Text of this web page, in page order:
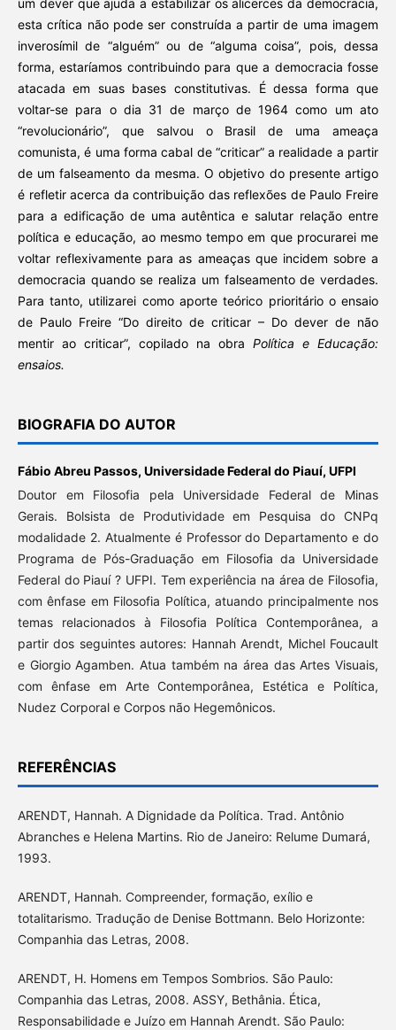
um dever que ajuda a estabilizar os alicerces da democracia,
esta crítica não pode ser construída a partir de uma imagem
inverosímil de “alguém” ou de “alguma coisa”, pois, dessa
forma, estaríamos contribuindo para que a democracia fosse
atacada em suas bases constitutivas. É dessa forma que
voltar-se para o dia 31 de março de 1964 como um ato
“revolucionário”, que salvou o Brasil de uma ameaça
comunista, é uma forma cabal de “criticar” a realidade a partir
de um falseamento da mesma. O objetivo do presente artigo
é refletir acerca da contribuição das reflexões de Paulo Freire
para a edificação de uma autêntica e salutar relação entre
política e educação, ao mesmo tempo em que procurarei me
voltar reflexivamente para as ameaças que incidem sobre a
democracia quando se realiza um falseamento de verdades.
Para tanto, utilizarei como aporte teórico prioritário o ensaio
de Paulo Freire “Do direito de criticar – Do dever de não
mentir ao criticar”, copilado na obraPolítica e Educação:
ensaios.
BIOGRAFIA DO AUTOR
Fábio Abreu Passos, Universidade Federal do Piauí, UFPI
Doutor em Filosofia pela Universidade Federal de Minas
Gerais. Bolsista de Produtividade em Pesquisa do CNPq
modalidade 2. Atualmente é Professor do Departamento e do
Programa de Pós-Graduação em Filosofia da Universidade
Federal do Piauí ? UFPI. Tem experiência na área de Filosofia,
com ênfase em Filosofia Política, atuando principalmente nos
temas relacionados à Filosofia Política Contemporânea, a
partir dos seguintes autores: Hannah Arendt, Michel Foucault
e Giorgio Agamben. Atua também na área das Artes Visuais,
com ênfase em Arte Contemporânea, Estética e Política,
Nudez Corporal e Corpos não Hegemônicos.
REFERÊNCIAS
ARENDT, Hannah. A Dignidade da Política. Trad. Antônio
Abranches e Helena Martins. Rio de Janeiro: Relume Dumará,
1993.
ARENDT, Hannah. Compreender, formação, exílio e
totalitarismo. Tradução de Denise Bottmann. Belo Horizonte:
Companhia das Letras, 2008.
ARENDT, H. Homens em Tempos Sombrios. São Paulo:
Companhia das Letras, 2008. ASSY, Bethânia. Ética,
Responsabilidade e Juízo em Hannah Arendt. São Paulo: